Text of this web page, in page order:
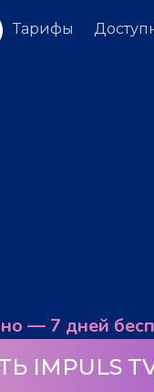
Тарифы
— 7 дней
IMPULS